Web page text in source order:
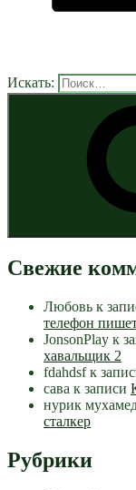
Искать:
Свежие
Любовь к
телефон
JonsonPlay к
хавальщик 2
fdahdsfк
сава к записи
нурик
сталкер
Рубрики